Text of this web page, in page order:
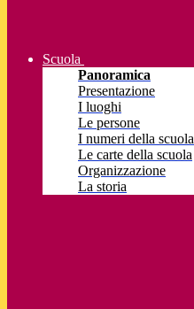
Scuola
Panoramica
Presentazione
I luoghi
Le persone
I numeri della scuola
Le carte della scuola
Organizzazione
La storia